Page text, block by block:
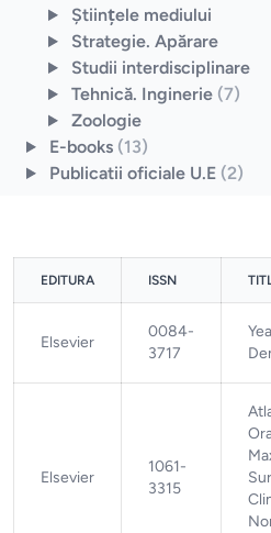
Ştiinţele mediului
Strategie. Apărare
Studii interdisciplinare
Tehnică. Inginerie (7)
Zoologie
E-books (13)
Publicatii oficiale U.E (2)
EDITURA ISSN
Elsevier
0084-
3717
Elsevier
1061-
3315